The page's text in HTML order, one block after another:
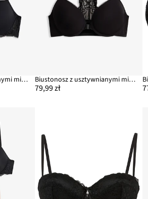
Biustonosz z usztywnianymi miseczkami z koronkowym tyłem typu bokserka Biustonosz z usztywnianymi miseczkami z zapięciem z przodu, z miękkiego modalu
79,99 zł